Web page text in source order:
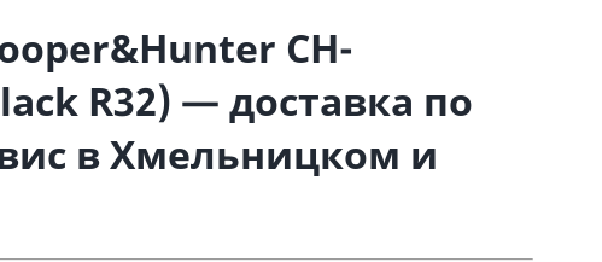
CH-
R32) — доставка по
в Хмельницком и